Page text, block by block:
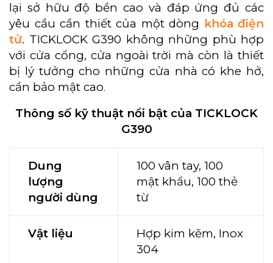
lại sở hữu độ bền cao và đáp ứng đủ các
yêu cầu cần thiết của một dòng khóa điện
tử. TICKLOCK G390 không những phù hợp
với cửa cổng, cửa ngoài trời mà còn là thiết
bị lý tưởng cho những cửa nhà có khe hở,
cần bảo mật cao.
Thông số kỹ thuật nổi bật của TICKLOCK
G390
Dung
lượng
người dùng
100 vân tay, 100
mật khẩu, 100 thẻ
từ
Vật liệu
Hợp kim kẽm, Inox
304